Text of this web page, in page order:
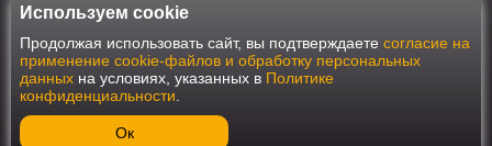
Наш интернет-магазин работает в соответствии с требованиями
Федерального закона от 27 июля 2006 года №152-ФЗ "О персональных
данных". Оформить заказ на сайте Мебеласка возможно только при
наличии согласия на обработку Ваших персональных данных. Для
улучшения работы сайта и его взаимодействия с пользователями мы
соглашаетесь с использованием cookie.
Используем cookie
Продолжая использовать сайт, вы подтверждаете согласие на
применение cookie-файлов и обработку персональных
данных на условиях, указанных в Политике
конфиденциальности
Ок